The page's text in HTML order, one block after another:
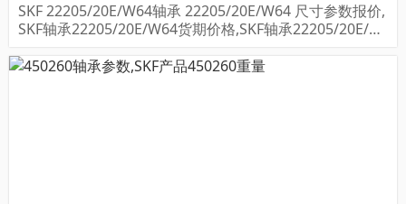
SKF 22205/20E/W64轴承 22205/20E/W64 尺寸参数报价,
SKF轴承22205/20E/W64货期价格,SKF轴承22205/20E/W